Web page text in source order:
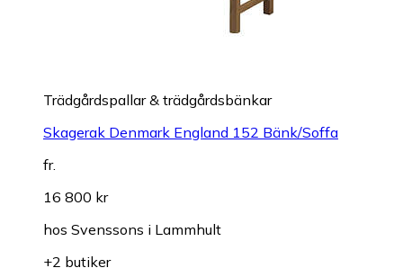
Trädgårdspallar & trädgårdsbänkar
Skagerak Denmark England 152 Bänk/Soffa
fr.
16 800 kr
hos Svenssons i Lammhult
+2 butiker